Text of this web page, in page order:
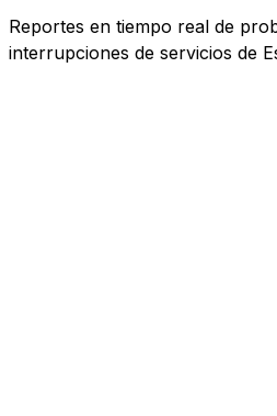
Reportes en tiempo real de
interrupciones de servicios de
problemas? Te ayudamos a